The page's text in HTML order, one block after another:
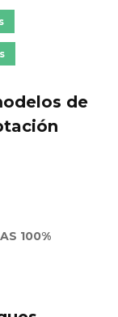
de
100%